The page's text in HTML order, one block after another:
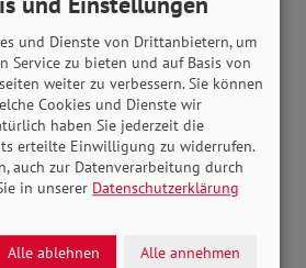
und Dienste von Drittanbietern, um
Service zu bieten und auf Basis von
weiter zu verbessern. Sie können
Cookies und Dienste wir
haben Sie jederzeit die
erteilte Einwilligung zu widerrufen.
auch zur Datenverarbeitung durch
in unserer Datenschutzerklärung
Alle ablehnen Alle annehmen